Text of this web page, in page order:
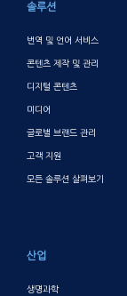
솔루션
번역 및 언어 서비스
콘텐츠 제작 및 관리
디지털 콘텐츠
미디어
글로벌 브랜드 관리
고객 지원
모든 솔루션 살펴보기
산업
생명과학